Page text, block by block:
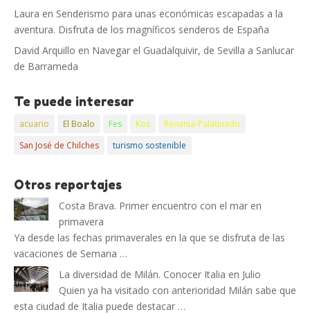
Laura en Senderismo para unas económicas escapadas a la
aventura. Disfruta de los magníficos senderos de España
David Arquillo en Navegar el Guadalquivir, de Sevilla a Sanlucar
de Barrameda
Te puede interesar
acuario El Boalo Fes Kos
Renania-Palatinado
San José de Chilches
turismo sostenible
Otros reportajes
Costa Brava. Primer encuentro con el mar en
primavera
Ya desde las fechas primaverales en la que se disfruta de las
vacaciones de Semana …
La diversidad de Milán. Conocer Italia en Julio
Quien ya ha visitado con anterioridad Milán sabe que
esta ciudad de Italia puede destacar …